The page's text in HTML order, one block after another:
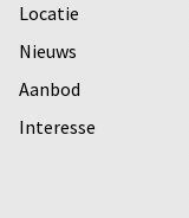
Locatie
Nieuws
Aanbod
Interesse